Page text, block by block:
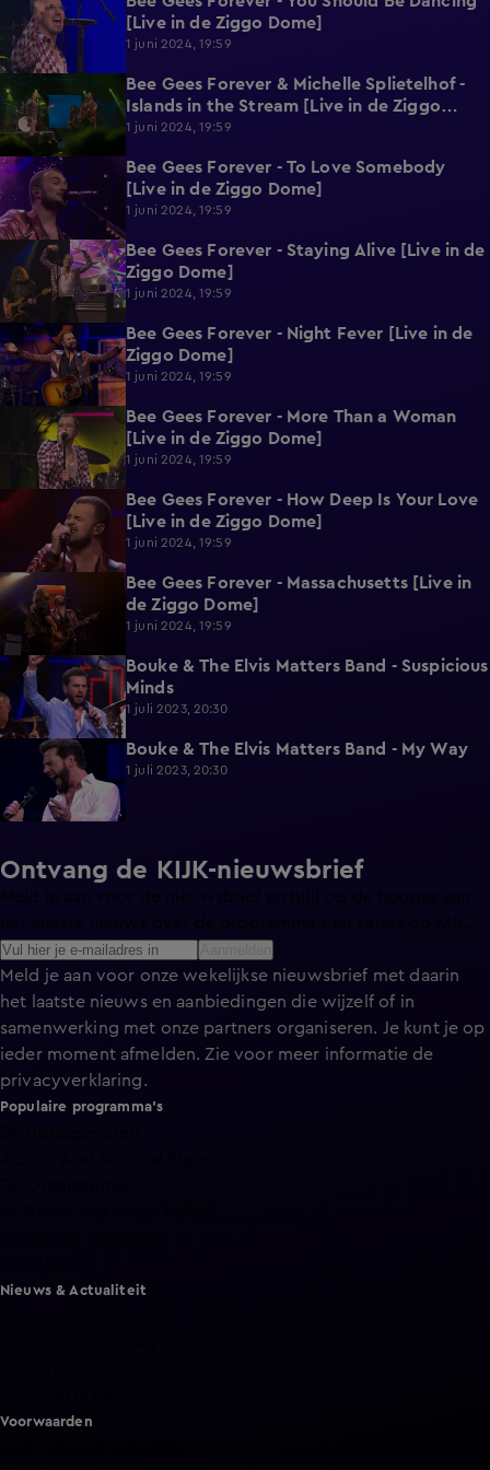
[Live in de Ziggo Dome]
1 juni 2024, 19:59
3:08
Bee Gees Forever & Michelle Splietelhof -
Islands in the Stream [Live in de Ziggo
Dome]
1 juni 2024, 19:59
1:53
Bee Gees Forever - To Love Somebody
[Live in de Ziggo Dome]
1 juni 2024, 19:59
2:55
Bee Gees Forever - Staying Alive [Live in de
Ziggo Dome]
1 juni 2024, 19:59
2:20
Bee Gees Forever - Night Fever [Live in de
Ziggo Dome]
1 juni 2024, 19:59
Bee Gees Forever - More Than a Woman
[Live in de Ziggo Dome]
1 juni 2024, 19:59
2:06
Bee Gees Forever - How Deep Is Your Love
[Live in de Ziggo Dome]
1 juni 2024, 19:59
1:55
Bee Gees Forever - Massachusetts [Live in
de Ziggo Dome]
1 juni 2024, 19:59
4:03
Bouke & The Elvis Matters Band - Suspicious
Minds
1 juli 2023, 20:30
Bouke & The Elvis Matters Band - My Way
1 juli 2023, 20:30
Ontvang de KIJK-nieuwsbrief
Meld je aan voor de nieuwsbrief en blijf op de hoogte van
Meld je aan voor onze wekelijkse nieuwsbrief met daarin
het laatste nieuws en aanbiedingen die wijzelf of in
samenwerking met onze partners organiseren. Je kunt je op
ieder moment afmelden. Zie voor meer informatie de
privacyverklaring.
Populaire programma's
Nieuws & Actualiteit
Voorwaarden